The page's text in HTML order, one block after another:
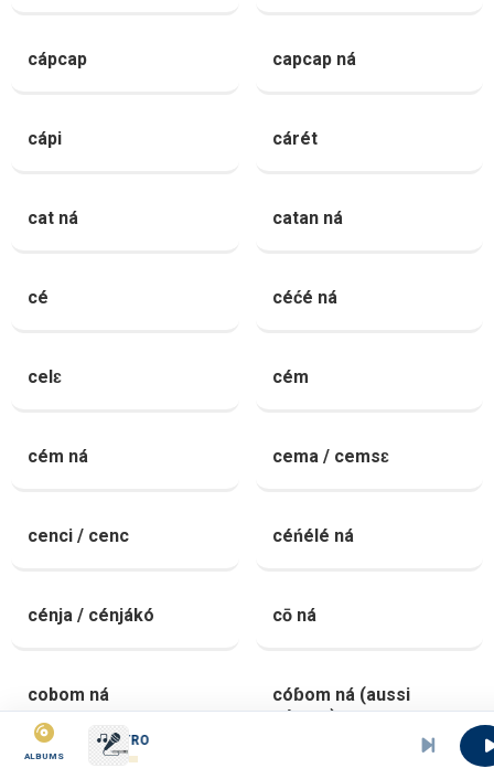
ALBUMS
cápcap capcap ná
cápi cárét
cat ná catan ná
cé céćé ná
celɛ cém
cém ná cema / cemsɛ
cenci / cenc céńélé ná
cénja / cénjákó cō ná
cobom ná
cóɓom ná (aussi
cópom)